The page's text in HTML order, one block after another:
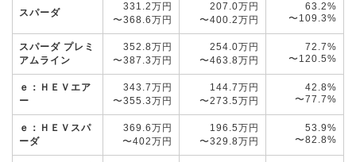
スパーダ
331.2万円
〜368.6万円
207.0万円
〜400.2万円
63.2%
〜109.3%
スパーダ プレミ
アムライン
352.8万円
〜387.3万円
254.0万円
〜463.8万円
72.7%
〜120.5%
ｅ：ＨＥＶエア
ー
343.7万円
〜355.3万円
144.7万円
〜273.5万円
42.8%
〜77.7%
ｅ：ＨＥＶスパ
ーダ
369.6万円
〜402万円
196.5万円
〜329.8万円
53.9%
〜82.8%